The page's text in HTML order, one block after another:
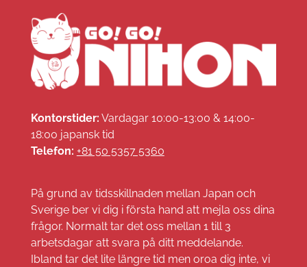
Kontorstider: Vardagar 10:00-13:00 & 14:00-
18:00 japansk tid
Telefon: +81 50 5357 5360
På grund av tidsskillnaden mellan Japan och
Sverige ber vi dig i första hand att mejla oss dina
frågor. Normalt tar det oss mellan 1 till 3
arbetsdagar att svara på ditt meddelande.
Ibland tar det lite längre tid men oroa dig inte, vi